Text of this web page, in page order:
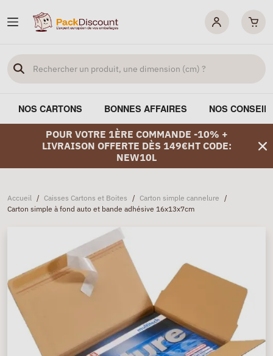
NOS CARTONS BONNES AFFAIRES NOS
POUR VOTRE 1ÈRE COMMANDE -10% +
LIVRAISON OFFERTE DÈS 149€HT CODE:
NEW10L
Accueil / Caisses Cartons et Boites / Carton simple cannelure /
Carton simple à fond auto et bande adhésive 16x13x7cm